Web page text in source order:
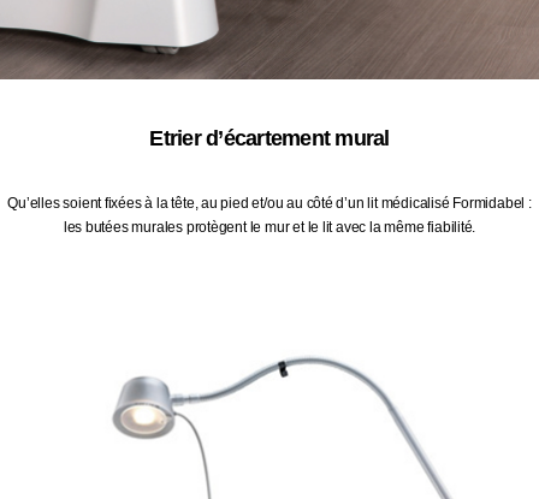
Etrier d’écartement mural
Qu’elles soient fixées à la tête, au pied et/ou au côté d’un lit médicalisé Formidabel :
les butées murales protègent le mur et le lit avec la même fiabilité.